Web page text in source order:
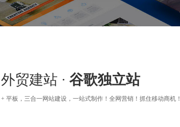
贸建站 · 谷歌独立站
平板，三合一网站建设，一站式制作！全网营销！抓住移动商机！